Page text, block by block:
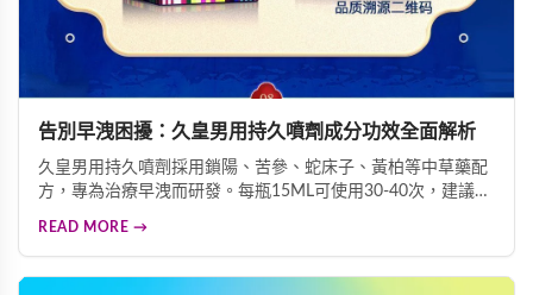
告別早洩困擾：久皇男用持久噴劑成分功效全面解析
久皇男用持久噴劑採用鎖陽、苦參、蛇床子、黃柏等中草藥配
方，專為治療早洩而研發。每瓶15ML可使用30-40次，建議性
品質，讓您重拾自信。
READ MORE →